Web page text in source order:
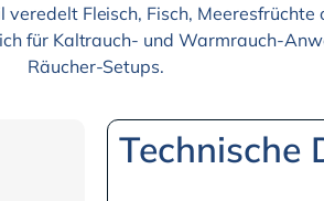
Fleisch, Fisch,
für Kaltrauch- und Warmrauch-
Räucher-Setups.
Technische